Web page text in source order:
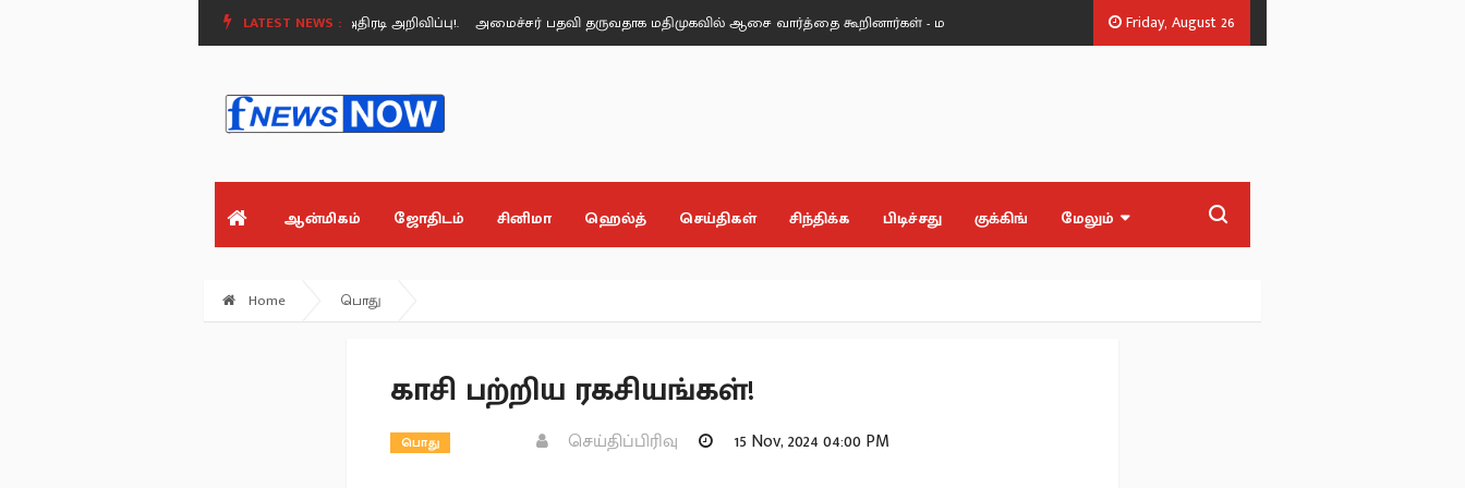
LATEST NEWS :
சிறப்பு சட்டக் கல்லூரி - பட்ஜெட்டில் அதிரடி அறிவிப்பு!. அமைச்சர் பதவி தருவதாக மதிமுகவில் ஆசை வார்த்தை கூறினார்கள் - மதிமுக எம்.எல்.ஏக்கள். ‘Blast' ஆக எதிர்பார்த்த மக்களுக்கு ‘Waste’ பட்ஜெட் - முன்னாள்
Friday, August 26
ஆன்மிகம் ஜோதிடம் சினிமா ஹெல்த் செய்திகள் சிந்திக்க பிடிச்சது குக்கிங் மேலும்
Home பொது
காசி பற்றிய ரகசியங்கள்!
பொது செய்திப்பிரிவு 15 Nov, 2024 04:00 PM